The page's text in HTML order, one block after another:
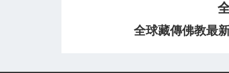
全球藏傳佛教最